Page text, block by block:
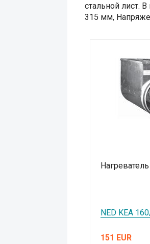
стальной лист.
315 мм,
Нагреватель
NED KEA
151 EUR